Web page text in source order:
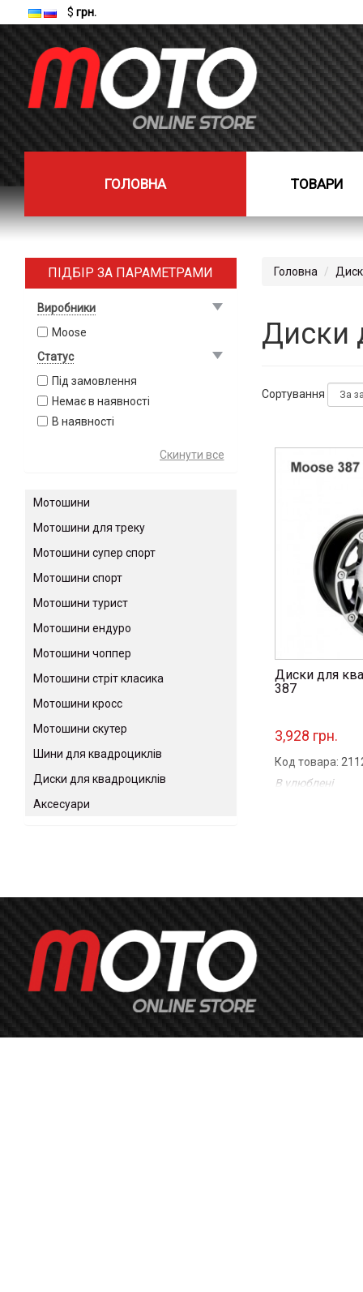
$ грн.
ГОЛОВНА ТОВАРИ
ПІДБІР ЗА ПАРАМЕТРАМИ
Виробники
Moose
Статус
Під замовлення
Немає в наявності
В наявності
Мотошини
Мотошини для треку
Мотошини супер спорт
Мотошини спорт
Мотошини турист
Мотошини ендуро
Мотошини чоппер
Мотошини стріт класика
Мотошини кросс
Мотошини скутер
Шини для квадроциклів
Диски для квадроциклів
Аксесуари
Головна
Диски
Сортування
Диски для
387
3,928 грн.
Код товара:
В улюблені